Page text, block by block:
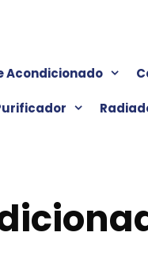
Acondicionado